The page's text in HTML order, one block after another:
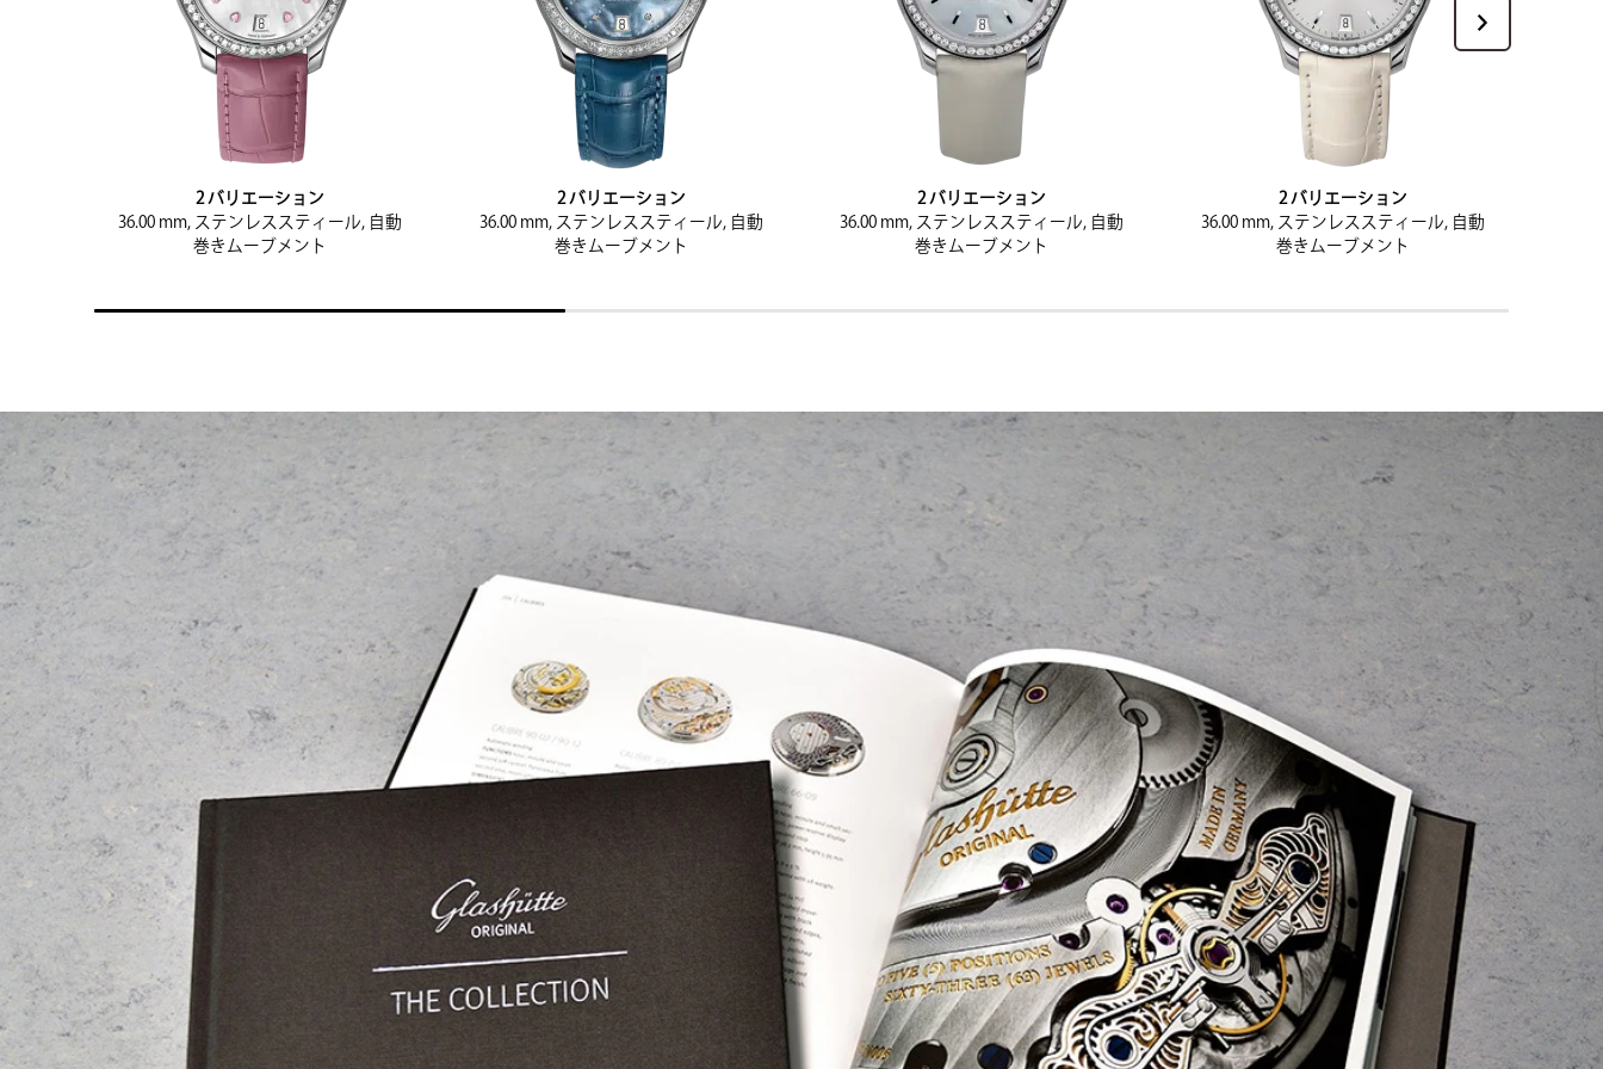
2 バリエーション
36.00 mm, ステンレススティール, 自動
巻きムーブメント
2 バリエーション
36.00 mm, ステンレススティール, 自動
巻きムーブメント
2 バリエーション
36.00 mm, ステンレススティール, 自動
巻きムーブメント
2 バリエーション
36.00 mm, ステンレススティール, 自動
巻きムーブメント